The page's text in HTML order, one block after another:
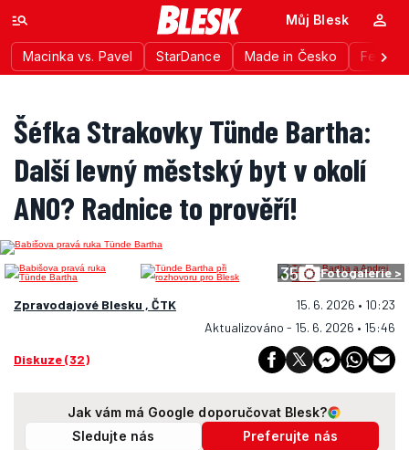
Macinka vs. Pavel StarDance Made in Česko
Můj Blesk
Šéfka Strakovky Tünde Bartha:
Další levný městský byt v okolí
ANO? Radnice to prověří!
35 Fotogalerie >
Zpravodajové Blesku , ČTK
15. 6. 2026 • 10:23
Aktualizováno - 15. 6. 2026 • 15:46
Diskuze (32)
Jak vám má Google doporučovat Blesk?
Sledujte nás
Preferujte nás